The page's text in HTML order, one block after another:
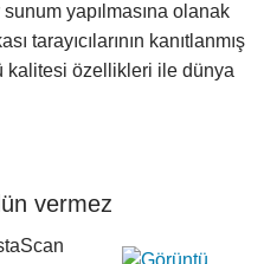
yapılmasına olanak
tarayıcılarının kanıtlanmış
kalitesi özellikleri ile dünya
vermez